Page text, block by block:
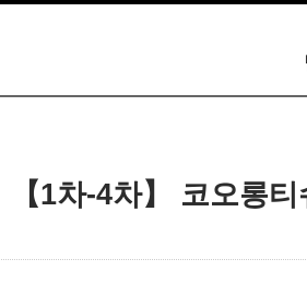
【1차-4차】 코오롱